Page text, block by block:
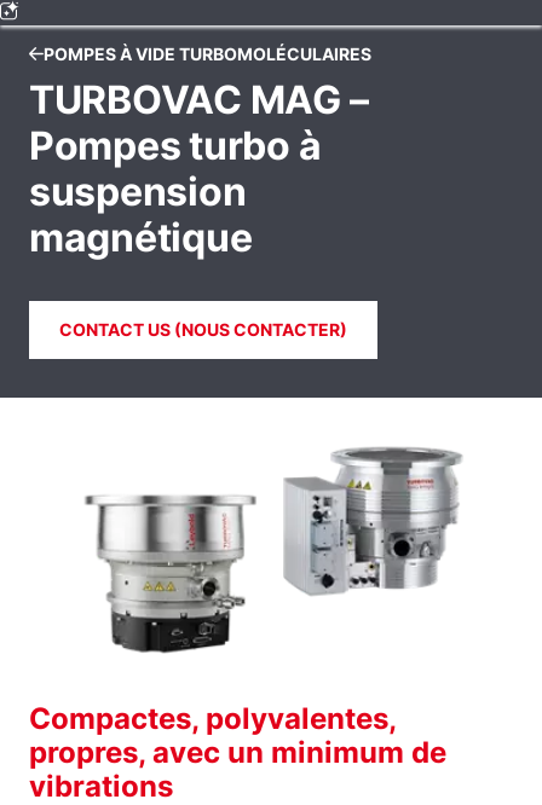
POMPES À VIDE TURBOMOLÉCULAIRES
TURBOVAC MAG –
Pompes turbo à
suspension
magnétique
CONTACT US (NOUS CONTACTER)
Compactes, polyvalentes,
propres, avec un minimum de
vibrations